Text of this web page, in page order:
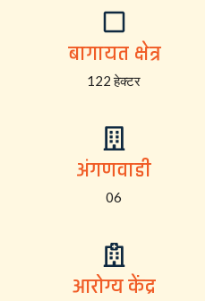
बागायत क्षेत्र
122 हेक्टर
अंगणवाडी
06
आरोग्य केंद्र